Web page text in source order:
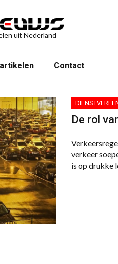
uit Nederland
Contact
De rol
verkeer
is op drukke